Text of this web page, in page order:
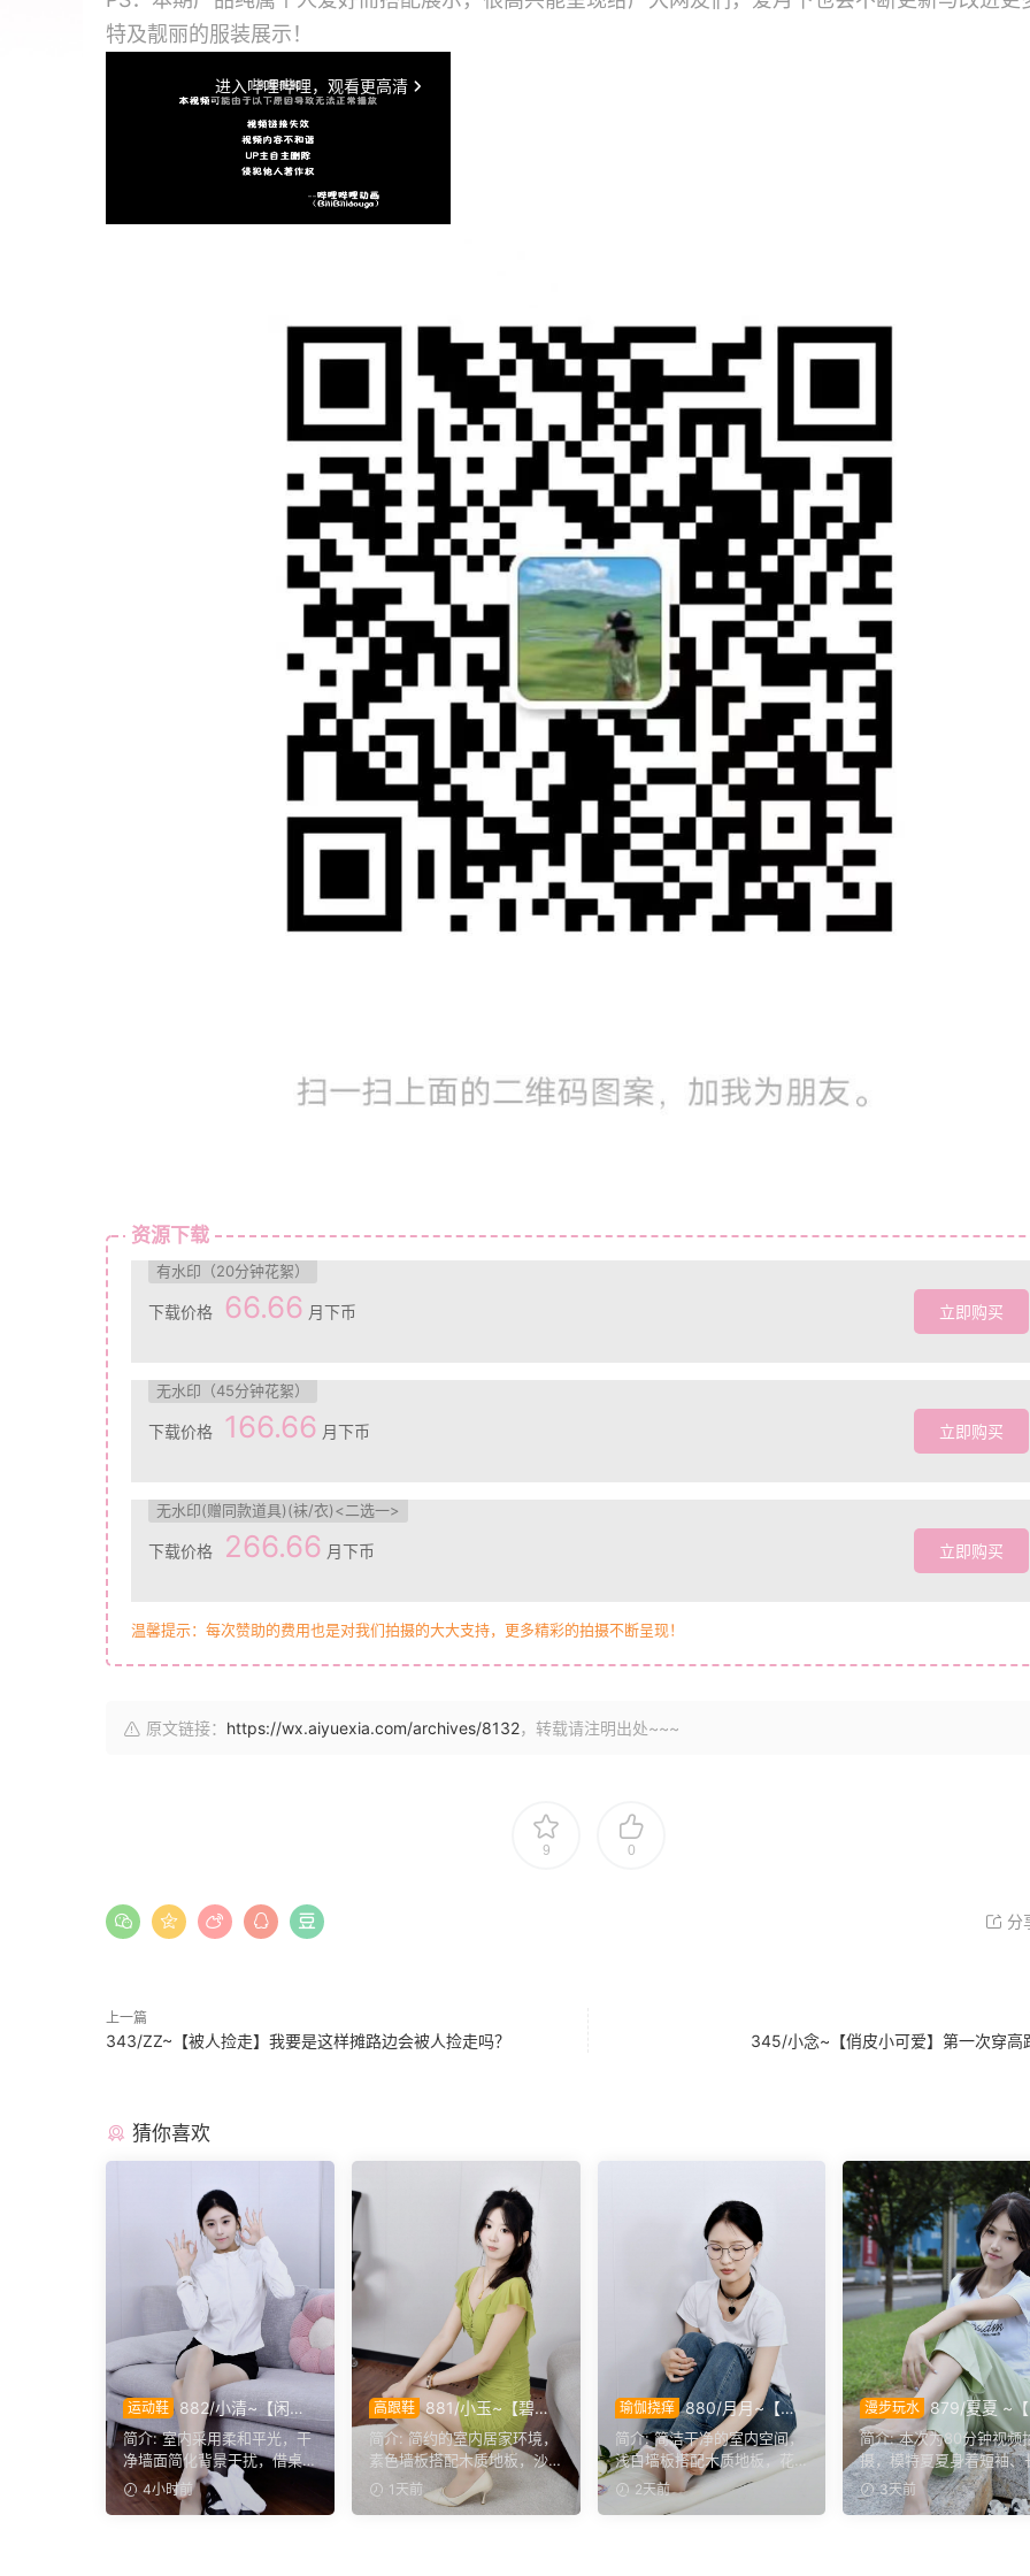
特及靓丽的服装展示！
资源下载
有水印（20分钟花絮）
下载价格 66.66 月下币 立即购买
无水印（45分钟花絮）
下载价格 166.66 月下币 立即购买
无水印(赠同款道具)(袜/衣)<二选一>
下载价格 266.66 月下币 立即购买
温馨提示：每次赞助的费用也是对我们拍摄的大大支持，更多精彩的拍摄不断呈现！
原文链接： https://wx.aiyuexia.com/archives/8132，转载请注明出处~~~
9 0
分
上一篇
343/ZZ~【被人捡走】我要是这样摊路边会被人捡走吗？ 345/小念~【俏皮小可爱】第一次穿高
猜你喜欢
运动鞋
882/小清~【闲室
倩影】素室柔光映穿搭，多
样姿态演绎清爽休闲格调。
简介: 室内采用柔和平光，干
净墙面简化背景干扰，借桌
椅花艺丰富画面层次。兼顾
全...
4小时前
高跟鞋 881/小玉~【碧裙
雅姿】一室柔光衬绿裙，错
落姿态尽显温婉格调。
简介: 简约的室内居家环境，
素色墙板搭配木质地板，沙
发与办公椅丰富场景层次。
1天前
瑜伽挠痒 880/月月~【室
隅姿影】雅室定格多样姿
态，记录鞋袜与肢体的百态
呈现。
简介: 简洁干净的室内空间，
浅白墙板搭配木质地板，花
艺摆件点缀场景。月月身着
2天前
漫步玩水
879/夏夏 ~
步磨袜】80分钟视频拍
摄，模特穿丝质船袜踩
泥，对焦袜子磨损变化
头。
简介: 本次为80分钟视频
摄，模特夏夏身着短袖、
裤裤与丝质船袜，修整干
脚趾...
3天前